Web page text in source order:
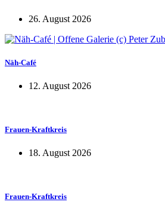
26. August 2026
Näh-Café
12. August 2026
Frauen-Kraftkreis
18. August 2026
Frauen-Kraftkreis